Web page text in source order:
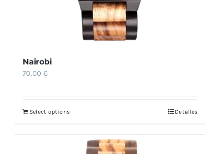
Nairobi
70,00€
Select options Detalles